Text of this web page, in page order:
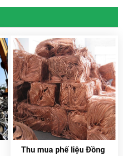
Thu mua phế liệu Đồng